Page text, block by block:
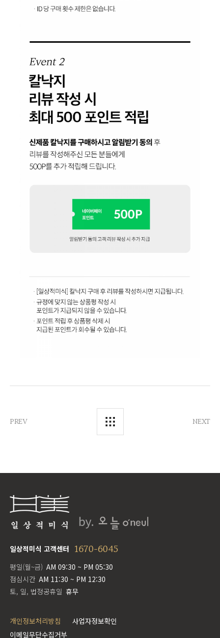
PREV NEXT
일상적미식 고객센터 1670-6045
평일(월~금) AM 09:30 ~ PM 05:30
점심시간 AM 11:30 ~ PM 12:30
토, 일, 법정공휴일 휴무
개인정보처리방침
사업자정보확인
이메일무단수집거부